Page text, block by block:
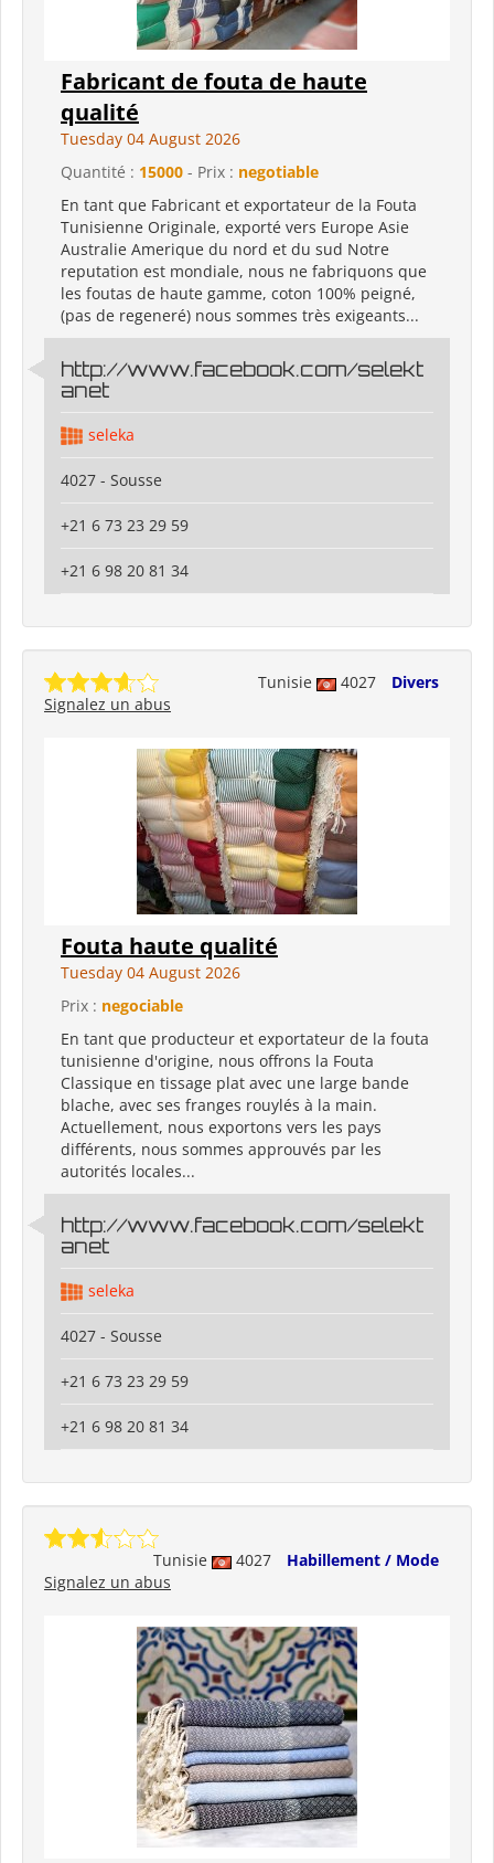
Fabricant de fouta de haute
qualité
Tuesday 04 August 2026
Quantité : 15000 - Prix : negotiable
En tant que Fabricant et exportateur de la Fouta
Tunisienne Originale, exporté vers Europe Asie
Australie Amerique du nord et du sud Notre
reputation est mondiale, nous ne fabriquons que
les foutas de haute gamme, coton 100% peigné,
(pas de regeneré) nous sommes très exigeants...
http://www.facebook.com/selekt
anet
seleka
4027 - Sousse
+21 6 73 23 29 59
+21 6 98 20 81 34
Tunisie 4027
Divers
Signalez un abus
Fouta haute qualité
Tuesday 04 August 2026
Prix : negociable
En tant que producteur et exportateur de la fouta
tunisienne d'origine, nous offrons la Fouta
Classique en tissage plat avec une large bande
blache, avec ses franges rouylés à la main.
Actuellement, nous exportons vers les pays
différents, nous sommes approuvés par les
autorités locales...
http://www.facebook.com/selekt
anet
seleka
4027 - Sousse
+21 6 73 23 29 59
+21 6 98 20 81 34
Tunisie 4027
Habillement / Mode
Signalez un abus